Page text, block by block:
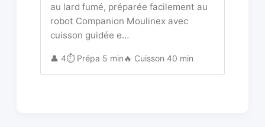
au lard fumé, préparée facilement au
robot Companion Moulinex avec
cuisson guidée e…
👤 4⏱️ Prépa 5 min🔥 Cuisson 40 min